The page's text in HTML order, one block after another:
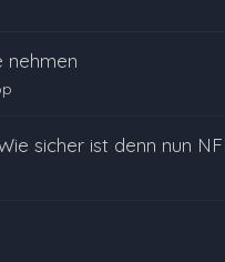
nehmen
sicher ist denn nun